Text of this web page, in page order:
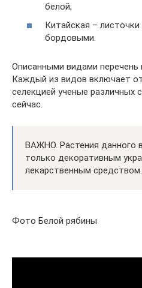
белой;
Китайская –
бордовыми.
Описанными видами перечень
Каждый из видов включает
селекцией ученые различных
сейчас.
ВАЖНО. Растения данного
только декоративным
лекарственным средством.
Фото Белой рябины